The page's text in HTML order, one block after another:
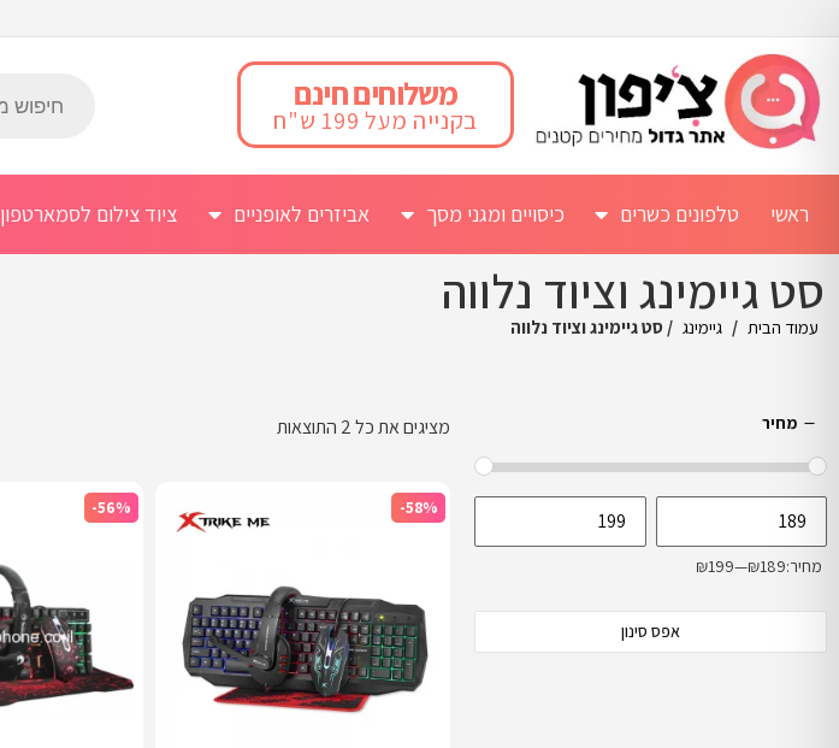
משלוחים חינם
בקנייה מעל 199 ש"ח
ראשי טלפונים כשרים כיסויים ומגני מסך אביזרים לאופניים ציוד צילום לסמארטפון
סט גיימינג וציוד נלווה
עמוד הבית / גיימינג / סט גיימינג וציוד נלווה
מחיר
מחיר:₪189
—
₪199
אפס סינון
מציגים את כל ⁦2⁩ התוצאות
-58%
-56%